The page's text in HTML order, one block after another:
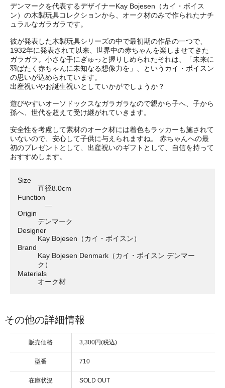
デンマークを代表するデザイナーKay Bojesen（カイ・ボイス
ン）の木製玩具コレクションから、オーク材のみで作られたナチ
ュラルなガラガラです。
彼が発表した木製玩具シリーズの中で最初期の作品の一つで、
1932年に発表されて以来、世界中の赤ちゃんを楽しませてきた
ガラガラ。小さな手にぎゅっと握りしめられたそれは、「未来に
羽ばたく赤ちゃんに未知なる想像力を」、というカイ・ボイスン
の思いが込められています。
出産祝いやお誕生祝いとしていかがでしょうか？
遊びやすいオーソドックスなガラガラなので親から子へ、子から
孫へ、世代を超えて受け継がれていきます。
安全性を考慮して素材のオーク材には着色もラッカーも施されて
いないので、安心して子供に与えられますね。 赤ちゃんへの最
初のプレゼントとして、出産祝いのギフトとして、自信を持って
おすすめします。
Size
直径8.0cm
Function
―
Origin
デンマーク
Designer
Kay Bojesen（カイ・ボイスン）
Brand
Kay Bojesen Denmark（カイ・ボイスン デンマー
ク）
Materials
オーク材
その他の詳細情報
販売価格 3,300円(税込)
型番 710
在庫状況 SOLD OUT